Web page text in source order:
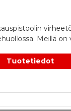
Meillä on
Tuotetiedot